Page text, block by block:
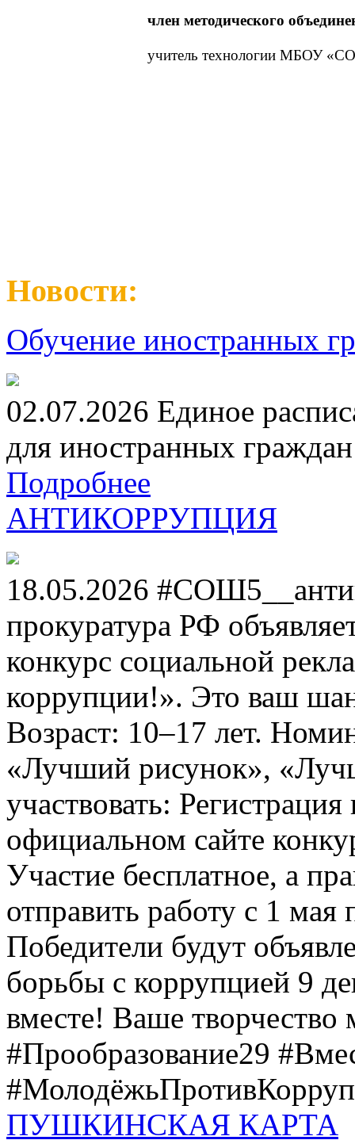
член методического
учитель технологии МБОУ
Новости:
Обучение иностранных
02.07.2026 Единое
для иностранных
Подробнее
АНТИКОРРУПЦИЯ
18.05.2026
прокуратура РФ
конкурс социальной
коррупции!». Это ваш
Возраст: 10–17 лет.
«Лучший рисунок»,
участвовать:
официальном сайте
Участие бесплатное, а
отправить работу с 1 мая
Победители будут
борьбы с коррупцией 9
вместе! Ваше творчество
#Прообразование29
ПУШКИНСКАЯ КАРТА